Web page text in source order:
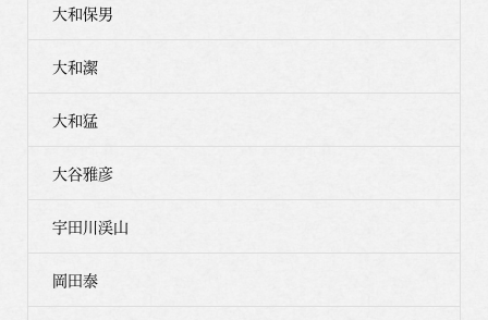
大和保男
大和潔
大和猛
大谷雅彦
宇田川渓山
岡田泰